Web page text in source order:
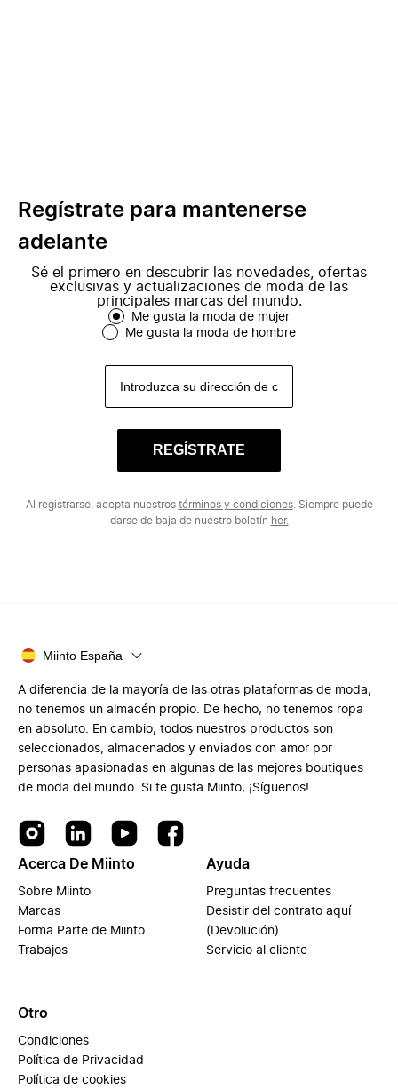
Regístrate para mantenerse
adelante
Sé el primero en descubrir las novedades, ofertas
exclusivas y actualizaciones de moda de las
principales marcas del mundo.
Me gusta la moda de mujer
Me gusta la moda de hombre
REGÍSTRATE
Al registrarse, acepta nuestros términos y condiciones. Siempre puede
darse de baja de nuestro boletín her.
Miinto España
A diferencia de la mayoría de las otras plataformas de moda,
no tenemos un almacén propio. De hecho, no tenemos ropa
en absoluto. En cambio, todos nuestros productos son
seleccionados, almacenados y enviados con amor por
personas apasionadas en algunas de las mejores boutiques
de moda del mundo. Si te gusta Miinto, ¡Síguenos!
Acerca De Miinto
Sobre Miinto
Marcas
Forma Parte de Miinto
Trabajos
Ayuda
Preguntas frecuentes
Desistir del contrato aquí
(Devolución)
Servicio al cliente
Otro
Condiciones
Política de Privacidad
Política de cookies